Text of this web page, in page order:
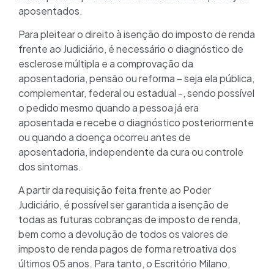
aposentados.
Para pleitear o direito à isenção do imposto de renda
frente ao Judiciário, é necessário o diagnóstico de
esclerose múltipla e a comprovação da
aposentadoria, pensão ou reforma – seja ela pública,
complementar, federal ou estadual -, sendo possível
o pedido mesmo quando a pessoa já era
aposentada e recebe o diagnóstico posteriormente
ou quando a doença ocorreu antes de
aposentadoria, independente da cura ou controle
dos sintomas.
A partir da requisição feita frente ao Poder
Judiciário, é possível ser garantida a isenção de
todas as futuras cobranças de imposto de renda,
bem como a devolução de todos os valores de
imposto de renda pagos de forma retroativa dos
últimos 05 anos. Para tanto, o Escritório Milano,